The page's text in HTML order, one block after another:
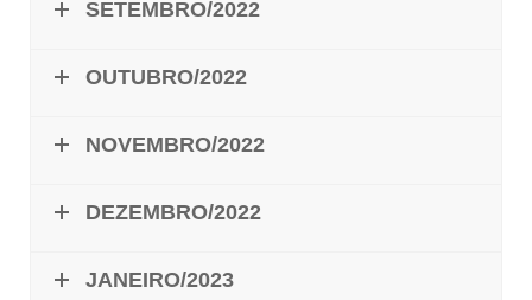
SETEMBRO/2022
OUTUBRO/2022
NOVEMBRO/2022
DEZEMBRO/2022
JANEIRO/2023